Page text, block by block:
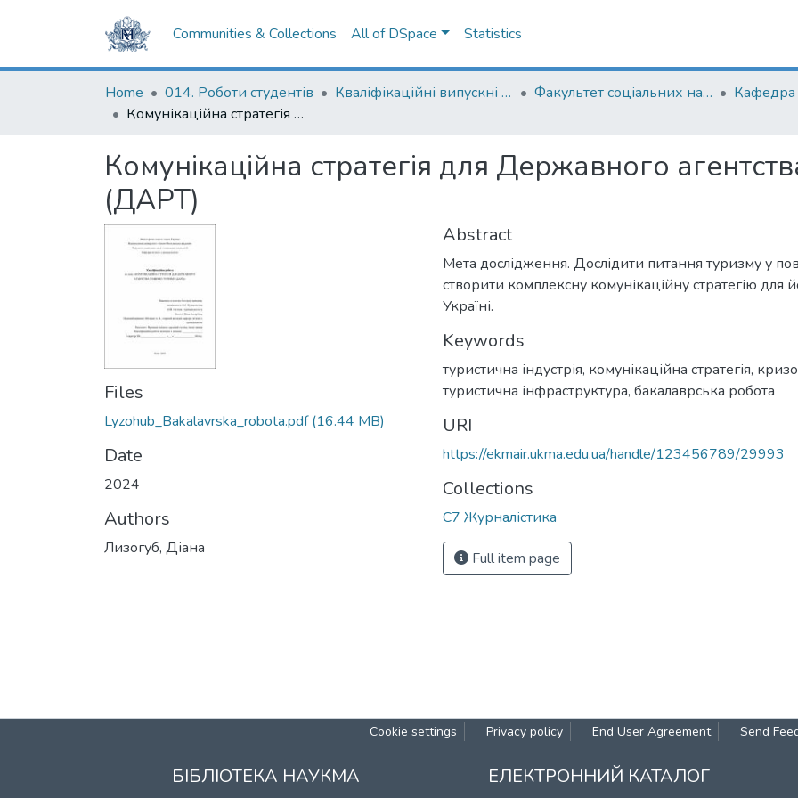
Communities & Collections All of DSpace Statistics
Home 014. Роботи студентів Кваліфікаційні випускні роботи здобувачів вищої освіти бакалаврських програм Факультет соціальних наук і соціальних технологій
Комунікаційна стратегія для Державного агентства розвитку туризму (ДАРТ)
Комунікаційна стратегія для Державного
(ДАРТ)
Files
Lyzohub_Bakalavrska_robota.pdf(16.44 MB)
Date
2024
Authors
Лизогуб, Діана
Abstract
Мета дослідження. Дослідити питання туризму у
створити комплексну комунікаційну стратегію для
Україні.
Keywords
туристична індустрія, комунікаційна стратегія,
туристична інфраструктура, бакалаврська робота
URI
https://ekmair.ukma.edu.ua/handle/123456789/29993
Collections
С7 Журналістика
Full item page
Cookie settings Privacy policy End User Agreement Send
БІБЛІОТЕКА НАУКМА ЕЛЕКТРОННИЙ КАТАЛОГ